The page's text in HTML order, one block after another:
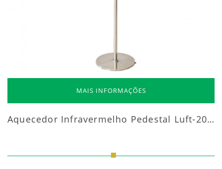
MAIS INFORMAÇÕES
Aquecedor Infravermelho Pedestal Luft-20000